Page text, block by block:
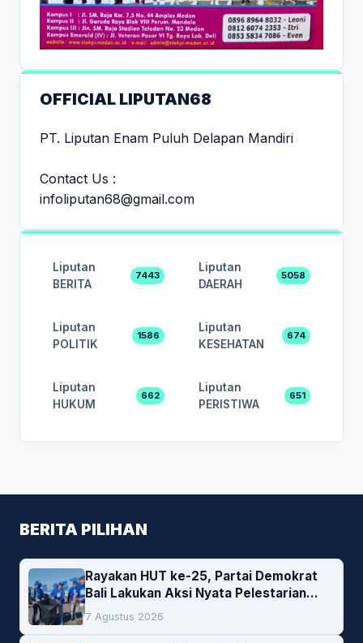
OFFICIAL LIPUTAN68
PT. Liputan Enam Puluh Delapan Mandiri
Contact Us :
infoliputan68@gmail.com
Liputan
BERITA
7443
Liputan
DAERAH
5058
Liputan
POLITIK
1586
Liputan
KESEHATAN
674
Liputan
HUKUM
662
Liputan
PERISTIWA
651
BERITA PILIHAN
Rayakan HUT ke-25, Partai Demokrat
Bali Lakukan Aksi Nyata Pelestarian
Lingkungan
7 Agustus 2026